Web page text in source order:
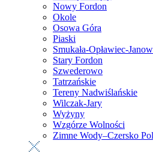
Nowy Fordon
Okole
Osowa Góra
Piaski
Smukała-Opławiec-
Stary Fordon
Szwederowo
Tatrzańskie
Tereny Nadwiślańskie
Wilczak-Jary
Wyżyny
Wzgórze Wolności
Zimne Wody–Czersko